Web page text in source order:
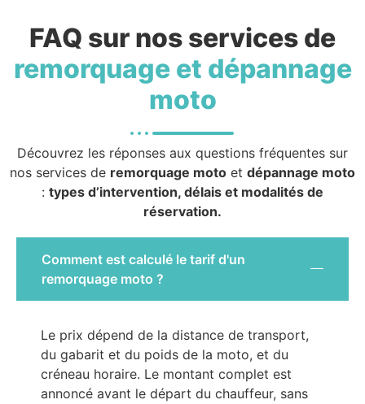
FAQ sur nos services de
remorquage et dépannage
moto
Découvrez les réponses aux questions fréquentes sur
nos services de remorquage moto et dépannage moto
: types d’intervention, délais et modalités de
réservation.
Comment est calculé le tarif d'un
remorquage moto ?
Le prix dépend de la distance de transport,
du gabarit et du poids de la moto, et du
créneau horaire. Le montant complet est
annoncé avant le départ du chauffeur, sans